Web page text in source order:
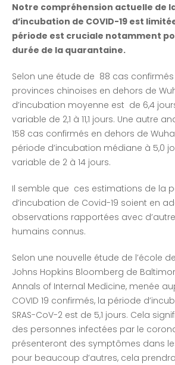
Notre compréhension actuelle de
d’incubation de COVID-19 est
période est cruciale notamment
durée de la quarantaine.
Selon une étude de 88 cas
provinces chinoises en dehors de
d’incubation moyenne est de 6,4
variable de 2,1 à 11,1 jours. Une autre
158 cas confirmés en dehors de
période d’incubation médiane à 5,0
variable de 2 à 14 jours.
Il semble que ces estimations de la
d’incubation de Covid-19 soient en
observations rapportées avec
humains connus.
Selon une nouvelle étude de l’école
Johns Hopkins Bloomberg de
Annals of Internal Medicine, menée
COVID 19 confirmés, la période
SRAS-CoV-2 est de 5,1 jours. Cela
des personnes infectées par le
présenteront des symptômes dans
pour beaucoup d’autres, cela